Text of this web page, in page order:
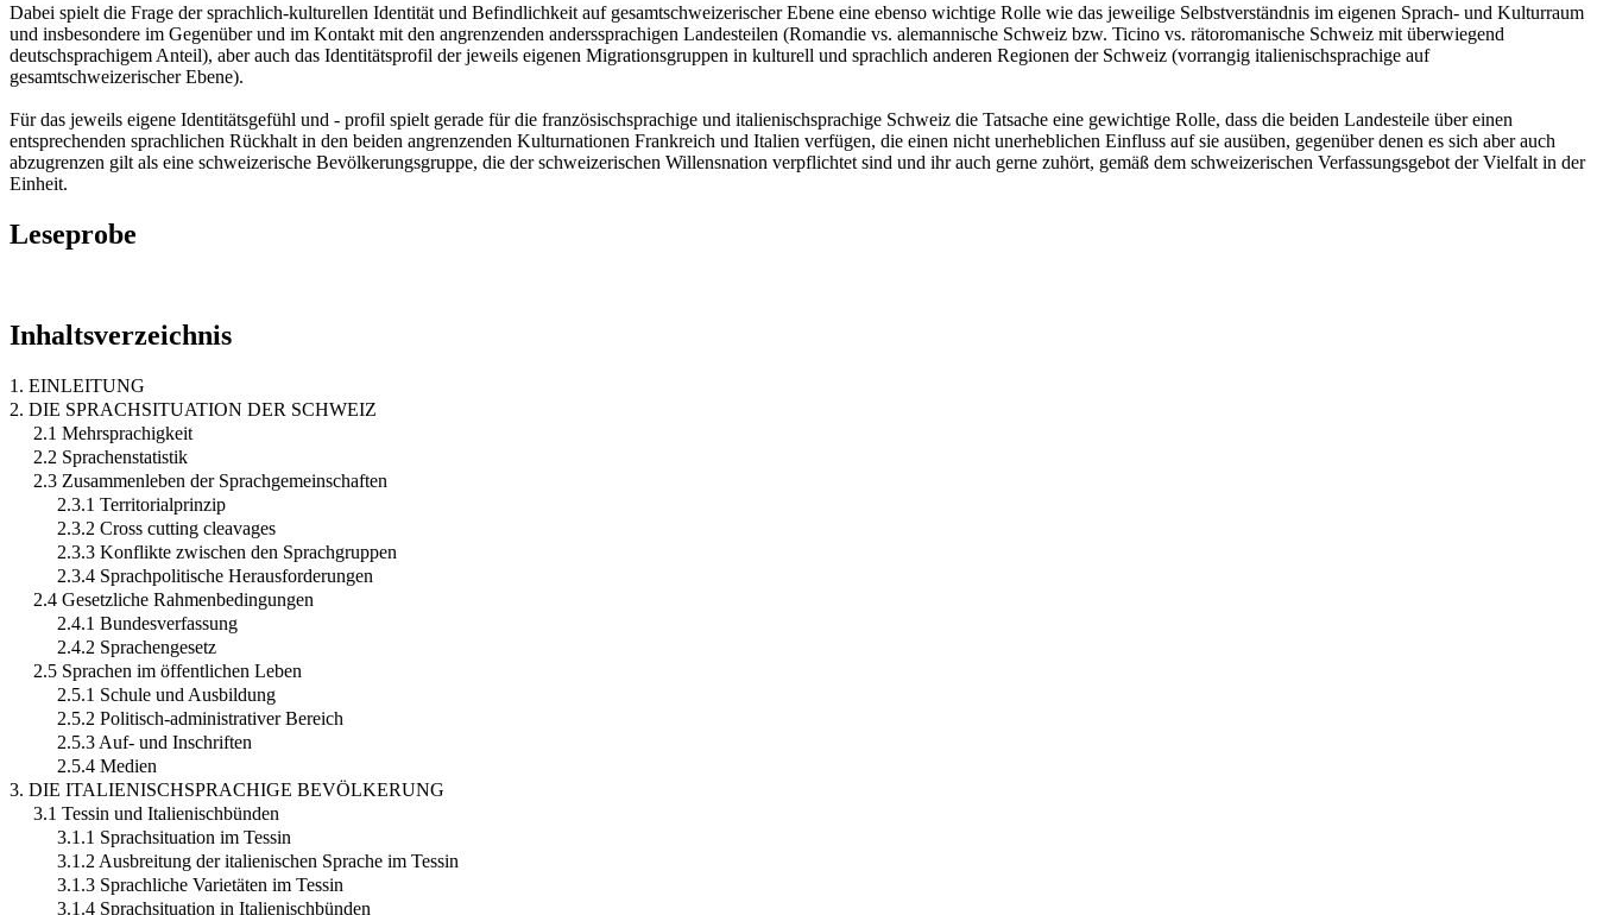
Dabei spielt die Frage der sprachlich-kulturellen Identität und Befindlichkeit auf gesamtschweizerischer Ebene eine ebenso wichtige Rolle wie das jeweilige Selbstverständnis im eigenen Sprach- und Kulturraum
und insbesondere im Gegenüber und im Kontakt mit den angrenzenden anderssprachigen Landesteilen (Romandie vs. alemannische Schweiz bzw. Ticino vs. rätoromanische Schweiz mit überwiegend
deutschsprachigem Anteil), aber auch das Identitätsprofil der jeweils eigenen Migrationsgruppen in kulturell und sprachlich anderen Regionen der Schweiz (vorrangig italienischsprachige auf
gesamtschweizerischer Ebene).
Für das jeweils eigene Identitätsgefühl und - profil spielt gerade für die französischsprachige und italienischsprachige Schweiz die Tatsache eine gewichtige Rolle, dass die beiden Landesteile über einen
entsprechenden sprachlichen Rückhalt in den beiden angrenzenden Kulturnationen Frankreich und Italien verfügen, die einen nicht unerheblichen Einfluss auf sie ausüben, gegenüber denen es sich aber auch
abzugrenzen gilt als eine schweizerische Bevölkerungsgruppe, die der schweizerischen Willensnation verpflichtet sind und ihr auch gerne zuhört, gemäß dem schweizerischen Verfassungsgebot der Vielfalt in der
Einheit.
Leseprobe
Inhaltsverzeichnis
1. EINLEITUNG
2. DIE SPRACHSITUATION DER SCHWEIZ
2.1 Mehrsprachigkeit
2.2 Sprachenstatistik
2.3 Zusammenleben der Sprachgemeinschaften
2.3.1 Territorialprinzip
2.3.2 Cross cutting cleavages
2.3.3 Konflikte zwischen den Sprachgruppen
2.3.4 Sprachpolitische Herausforderungen
2.4 Gesetzliche Rahmenbedingungen
2.4.1 Bundesverfassung
2.4.2 Sprachengesetz
2.5 Sprachen im öffentlichen Leben
2.5.1 Schule und Ausbildung
2.5.2 Politisch-administrativer Bereich
2.5.3 Auf- und Inschriften
2.5.4 Medien
3. DIE ITALIENISCHSPRACHIGE BEVÖLKERUNG
3.1 Tessin und Italienischbünden
3.1.1 Sprachsituation im Tessin
3.1.2 Ausbreitung der italienischen Sprache im Tessin
3.1.3 Sprachliche Varietäten im Tessin
3.1.4 Sprachsituation in Italienischbünden